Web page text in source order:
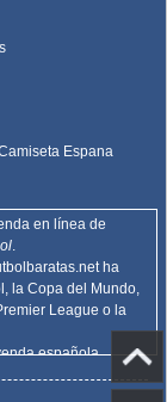
Espana
en línea de
.
ha
la Copa del Mundo,
League o la
española